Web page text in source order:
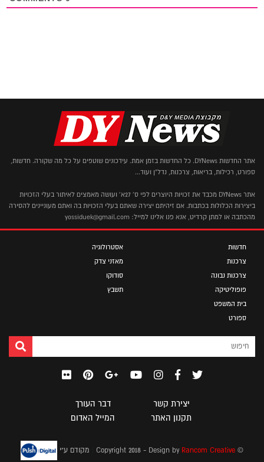
אתר החדשות DYNews. כל החדשות בזמן אמת. עידכונים שוטפים על כל מה שקורה. חדשות,
ספורט, רכילות, בריאות, צרכנות, נדל"ן ועוד...
אתר DYNews מכבד את זכויות היוצרים לפי ס' 27א' ועושה מאמצים לאיתור בעלי הזכויות
ביצירות הכלולות בכתבות. אם זיהיתם יצירה שאתם בעלי הזכויות בה ואתם מעוניינים להסירה
מהכתבה או למתן קרדיט, אנא פנו אלינו למייל: yossiduek@gmail.com
חדשות
צרכנות
צרכנות נבונה
פופוליטיקה
בית המשפט
ספורט
אסטרולוגיה
מאזני צדק
סודוקו
תשבץ
יצירת קשר
דבר העורך
תקנון האתר
המייל האדום
© Copyright 2018 - Design by
Rancom Creative מקודם ע"י